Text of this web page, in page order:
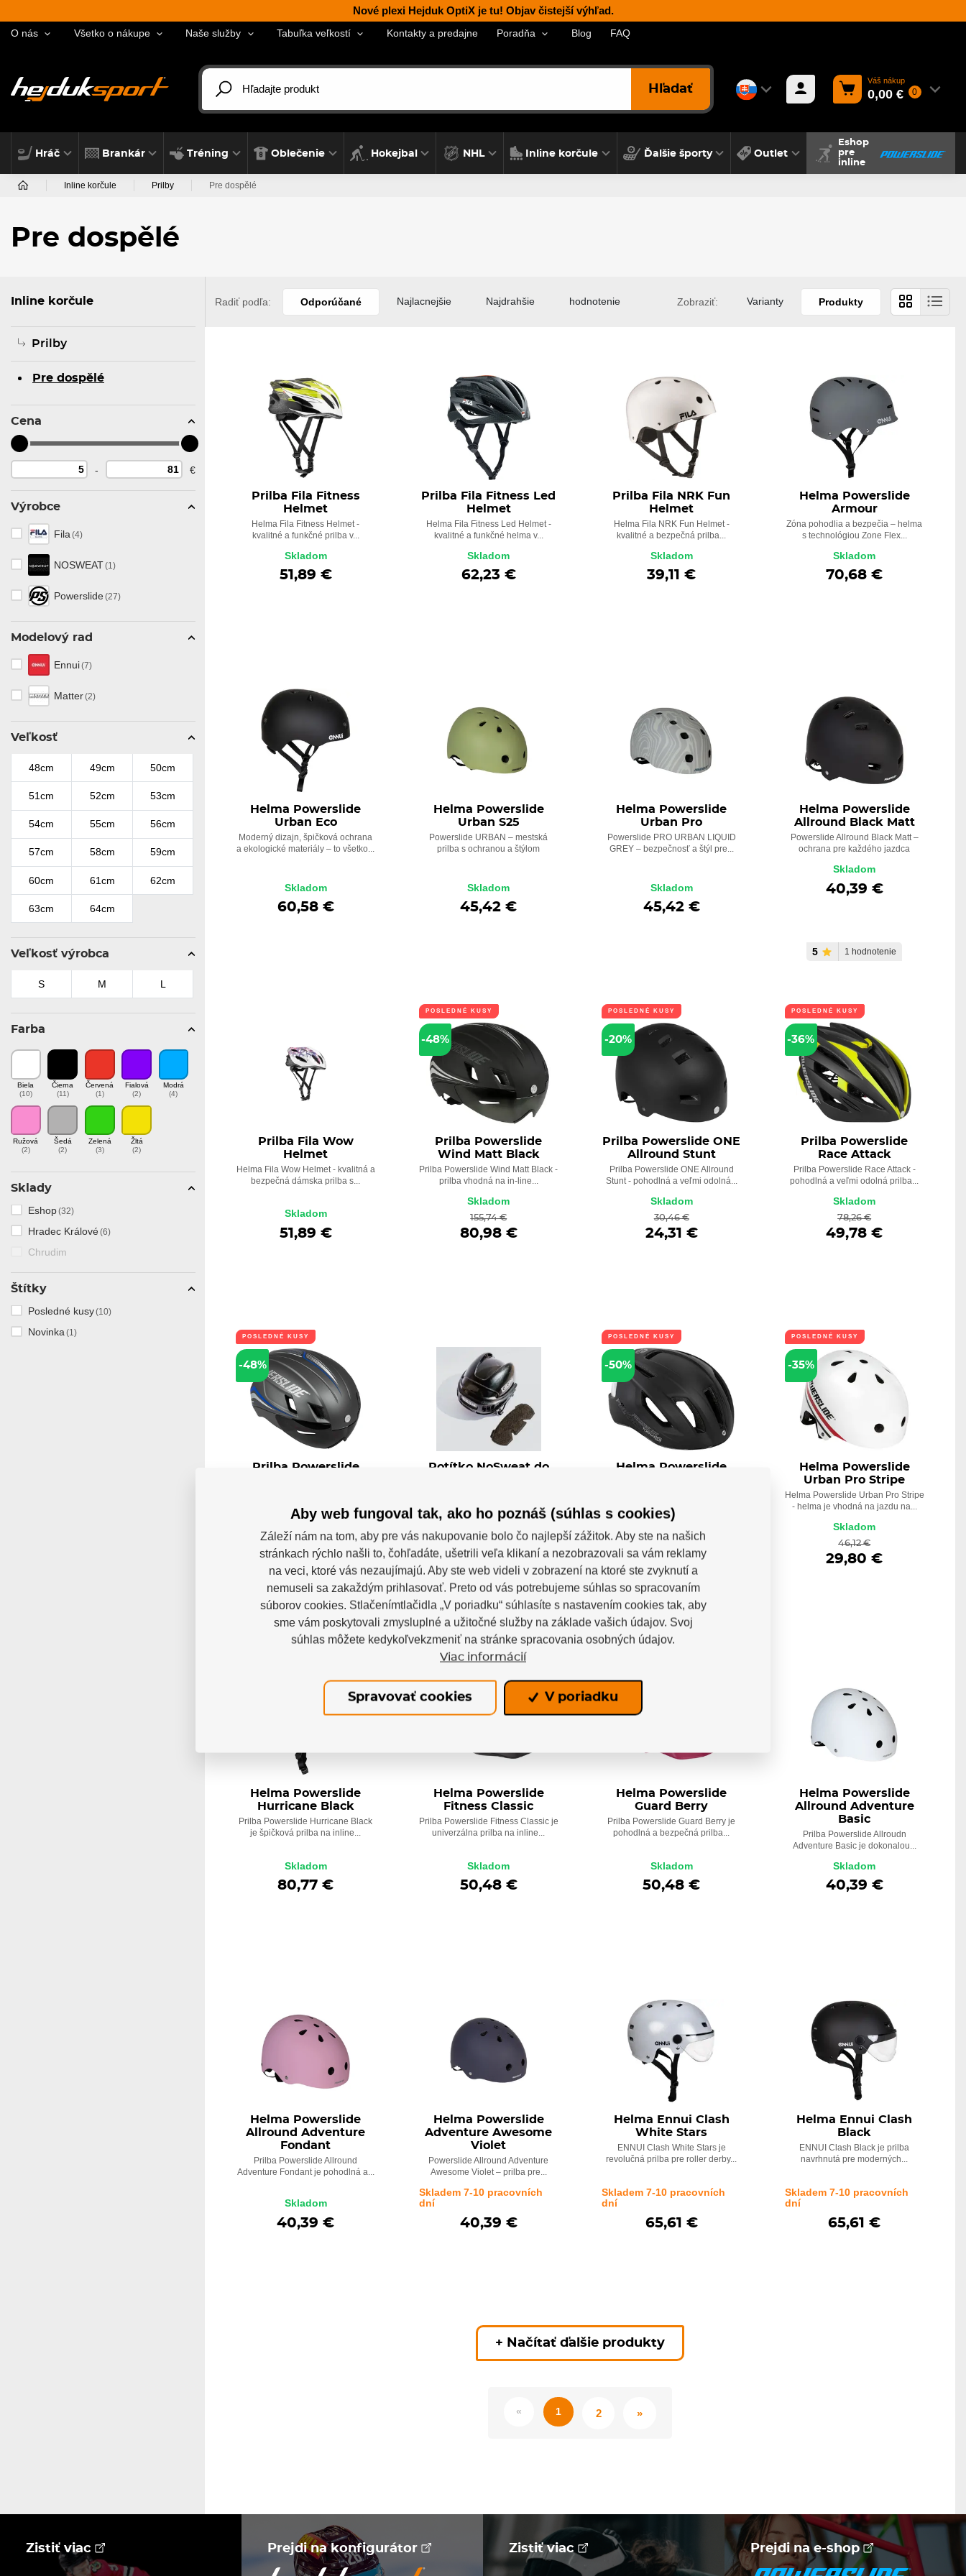
Nové plexi Hejduk OptiX je tu! Objav čistejší výhľad.
O nás Všetko o nákupe Naše služby Tabuľka veľkostí Kontakty a predajne Poradňa Blog FAQ
Hľadať
Váš nákup
0,00 € 0
Hráč Brankár Tréning Oblečenie Hokejbal NHL Inline korčule Ďalšie športy Outlet
Eshop
pre
inline
Inline korčule Prilby Pre dospělé
Pre dospělé
Inline korčule
Prilby
Pre dospělé
Cena
- €
Výrobce
Fila (4)
NOSWEAT(1)
Powerslide(27)
Modelový rad
Ennui(7)
Matter(2)
Veľkosť
48cm 49cm 50cm
51cm 52cm 53cm
54cm 55cm 56cm
57cm 58cm 59cm
60cm 61cm 62cm
63cm 64cm
Veľkosť výrobca
S M L
Farba
Biela
(10)
Čierna
(11)
Červená
(1)
Fialová
(2)
Modrá
(4)
Ružová
(2)
Šedá
(2)
Zelená
(3)
Žltá
(2)
Sklady
Eshop(32)
Hradec Králové(6)
Chrudim
Štítky
Posledné kusy(10)
Novinka(1)
Radiť podľa: Odporúčané Najlacnejšie Najdrahšie hodnotenie Zobraziť: Varianty Produkty
Prilba Fila Fitness
Helmet
Helma Fila Fitness Helmet -
kvalitné a funkčné prilba v...
Skladom
51,89 €
Prilba Fila Fitness Led
Helmet
Helma Fila Fitness Led Helmet -
kvalitné a funkčné helma v...
Skladom
62,23 €
Prilba Fila NRK Fun
Helmet
Helma Fila NRK Fun Helmet -
kvalitné a bezpečná prilba...
Skladom
39,11 €
Helma Powerslide
Armour
Zóna pohodlia a bezpečia – helma
s technológiou Zone Flex...
Skladom
70,68 €
Helma Powerslide
Urban Eco
Moderný dizajn, špičková ochrana
a ekologické materiály – to všetko...
Skladom
60,58 €
Helma Powerslide
Urban S25
Powerslide URBAN – mestská
prilba s ochranou a štýlom
Skladom
45,42 €
Helma Powerslide
Urban Pro
Powerslide PRO URBAN LIQUID
GREY – bezpečnosť a štýl pre...
Skladom
45,42 €
Helma Powerslide
Allround Black Matt
Powerslide Allround Black Matt –
ochrana pre každého jazdca
Skladom
40,39 €
5 1 hodnotenie
Prilba Fila Wow
Helmet
Helma Fila Wow Helmet - kvalitná a
bezpečná dámska prilba s...
Skladom
51,89 €
POSLEDNÉ KUSY
-48%
Prilba Powerslide
Wind Matt Black
Prilba Powerslide Wind Matt Black -
prilba vhodná na in-line...
Skladom
155,74 €
80,98 €
POSLEDNÉ KUSY
-20%
Prilba Powerslide ONE
Allround Stunt
Prilba Powerslide ONE Allround
Stunt - pohodlná a veľmi odolná...
Skladom
30,46 €
24,31 €
POSLEDNÉ KUSY
-36%
Prilba Powerslide
Race Attack
Prilba Powerslide Race Attack -
pohodlná a veľmi odolná prilba...
Skladom
78,26 €
49,78 €
POSLEDNÉ KUSY
-48%
Prilba Powerslide
elegantná, štýlová, odolná helma...
155,74 €
80,98 €
Potítko NoSweat do
patentovanou technológiou...
Skladom
5,32 €
POSLEDNÉ KUSY
-50%
Helma Powerslide
vysoko výkonná inline závodná...
98,87 €
49,78 €
POSLEDNÉ KUSY
-35%
Helma Powerslide
Urban Pro Stripe
Helma Powerslide Urban Pro Stripe
- helma je vhodná na jazdu na...
Skladom
46,12 €
29,80 €
Helma Powerslide
Hurricane Black
Prilba Powerslide Hurricane Black
je špičková prilba na inline...
Skladom
80,77 €
Helma Powerslide
Fitness Classic
Prilba Powerslide Fitness Classic je
univerzálna prilba na inline...
Skladom
50,48 €
Helma Powerslide
Guard Berry
Prilba Powerslide Guard Berry je
pohodlná a bezpečná prilba...
Skladom
50,48 €
Helma Powerslide
Allround Adventure
Basic
Prilba Powerslide Allroudn
Adventure Basic je dokonalou...
Skladom
40,39 €
Helma Powerslide
Allround Adventure
Fondant
Prilba Powerslide Allround
Adventure Fondant je pohodlná a...
Skladom
40,39 €
Helma Powerslide
Adventure Awesome
Violet
Powerslide Allround Adventure
Awesome Violet – prilba pre...
Skladem 7-10 pracovních
dní
40,39 €
Helma Ennui Clash
White Stars
ENNUI Clash White Stars je
revolučná prilba pre roller derby...
Skladem 7-10 pracovních
dní
65,61 €
Helma Ennui Clash
Black
ENNUI Clash Black je prilba
navrhnutá pre moderných...
Skladem 7-10 pracovních
dní
65,61 €
+ Načítať ďalšie produkty
« 1 2 »
Zistiť viac Prejdi na konfigurátor Zistiť viac Prejdi na e-shop
Aby web fungoval tak, ako ho poznáš (súhlas s cookies)
Záleží nám na tom, aby pre vás nakupovanie bolo čo najlepší zážitok. Aby ste na našich
stránkach rýchlo našli to, čohľadáte, ušetrili veľa klikaní a nezobrazovali sa vám reklamy
na veci, ktoré vás nezaujímajú. Aby ste web videli v zobrazení na ktoré ste zvyknutí a
nemuseli sa zakaždým prihlasovať. Preto od vás potrebujeme súhlas so spracovaním
súborov cookies. Stlačenímtlačidla „V poriadku“ súhlasíte s nastavením cookies tak, aby
sme vám poskytovali zmysluplné a užitočné služby na základe vašich údajov. Svoj
súhlas môžete kedykoľvekzmeniť na stránke spracovania osobných údajov.
Viac informácií
Spravovať cookies V poriadku